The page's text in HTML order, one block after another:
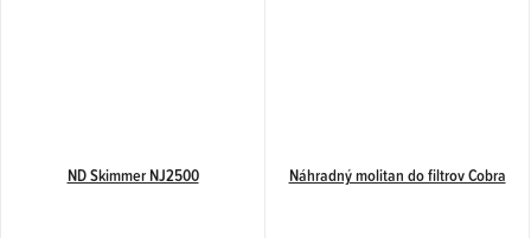
ND Skimmer NJ2500 Náhradný molitan do filtrov Cobra